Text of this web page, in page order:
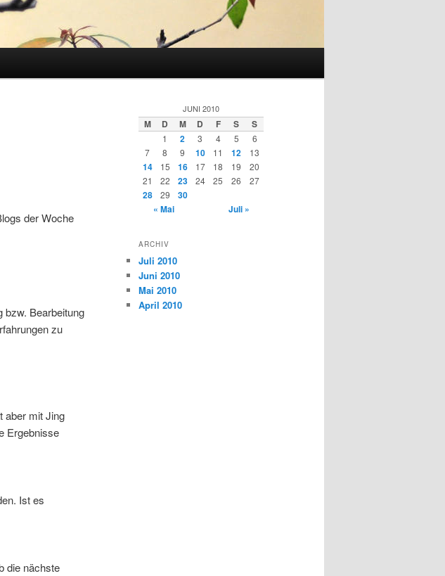
der Woche
bzw. Bearbeitung
zu
aber mit Jing
Ergebnisse
Ist es
die nächste
JUNI 2010
M D M D F S S
1 2 3 4 5
6
7
8 9 10 11 12 13
14 15 16 17 18 19
20
21
22 23 24 25 26 27
28 29
30
« Mai
Juli »
ARCHIV
Juli 2010
Juni 2010
Mai 2010
April 2010